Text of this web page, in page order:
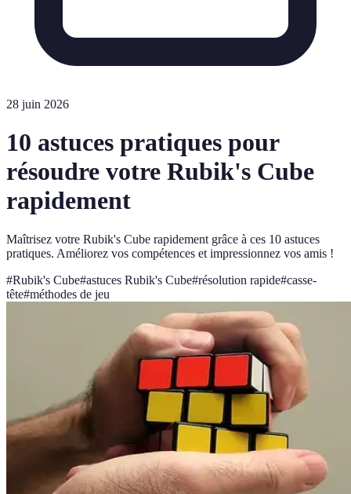
28 juin 2026
10 astuces pratiques pour
résoudre votre Rubik's Cube
rapidement
Maîtrisez votre Rubik's Cube rapidement grâce à ces 10 astuces
pratiques. Améliorez vos compétences et impressionnez vos amis !
#Rubik's Cube#astuces Rubik's Cube#résolution rapide#casse-
tête#méthodes de jeu